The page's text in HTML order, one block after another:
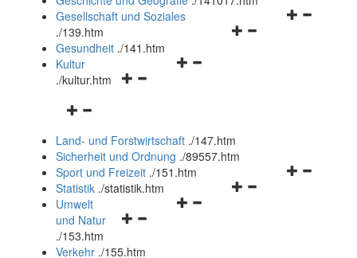
schließen
Navigationsmenü
Gesellschaft und Soziales
./139.htm
Navigationsmenü
Gesundheit ./141.htm
Navigationsmenü
Kultur
./kultur.htm
Navigationsmenü
und
schließen
Land- und Forstwirtschaft ./147.htm
Sicherheit und Ordnung ./89557.htm
Navigationsmenü
Sport und Freizeit ./151.htm
Navigationsmenü
Statistik ./statistik.htm
Navigationsmenü
und
Umwelt
und Natur
./153.htm
Verkehr ./155.htm